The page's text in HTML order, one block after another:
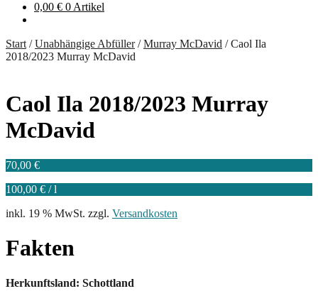
0,00 € 0 Artikel
Start /Unabhängige Abfüller/Murray McDavid /Caol Ila
2018/2023 Murray McDavid
Caol Ila 2018/2023 Murray
McDavid
70,00 €
100,00 € /l
inkl. 19 % MwSt. zzgl. Versandkosten
Fakten
Herkunftsland: Schottland